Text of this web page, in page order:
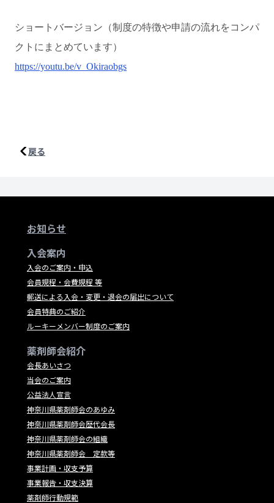
ショートバージョン（制度の特徴や申請の流れをコンパ
クトにまとめています）
https://youtu.be/v_Okiraobgs
戻る
お知らせ
入会案内
入会のご案内・申込
会員規程・会費規程 等
郵送による入会・変更・退会の届出について
会員特典のご紹介
ルーキーメンバー制度のご案内
薬剤師会紹介
会長あいさつ
当会のご案内
公益法人宣言
神奈川県薬剤師会のあゆみ
神奈川県薬剤師会歴代会長
神奈川県薬剤師会の組織
神奈川県薬剤師会 定款等
事業計画・収支予算
事業報告・収支決算
薬剤師行動規範